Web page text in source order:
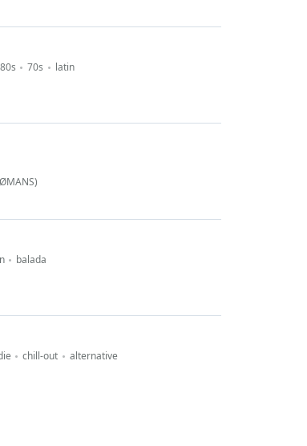
80s 70s
latin
balada
chill-out
alternative